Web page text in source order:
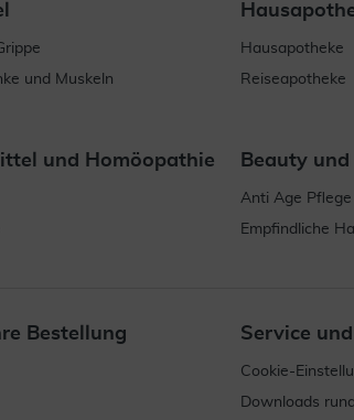
und Muskeln
Hausapotheke
Reiseapotheke
und Homöopathie Beauty und
Anti Age Pflege
Empfindliche
Bestellung Service
Cookie-
Downloads